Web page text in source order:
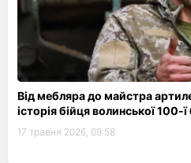
Від мебляра до майстра
історія бійця волинської 100-
17 травня 2026, 09:58